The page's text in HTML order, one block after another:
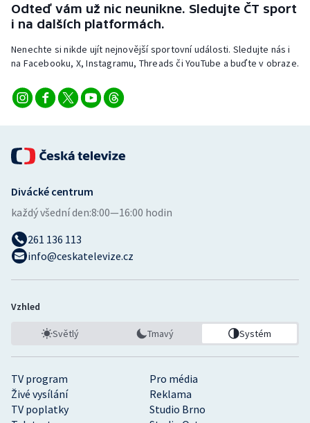
Odteď vám už nic neunikne. Sledujte ČT sport
i na dalších platformách.
Nenechte si nikde ujít nejnovější sportovní události. Sledujte nás i
na Facebooku, X, Instagramu, Threads či YouTube a buďte v obraze.
TV program
Pro média
Živé vysílání
Reklama
TV poplatky
Studio Brno
Divácké centrum
každý všední den:8:00—16:00 hodin
261 136 113
info@ceskatelevize.cz
Vzhled
Světlý Tmavý Systém